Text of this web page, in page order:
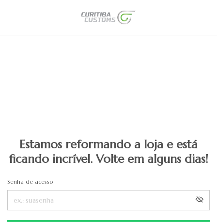
Estamos reformando a loja e está
ficando incrível. Volte em alguns dias!
Senha de acesso